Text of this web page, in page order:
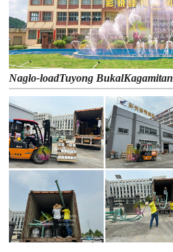
Naglo-loadTuyong BukalKagamitan